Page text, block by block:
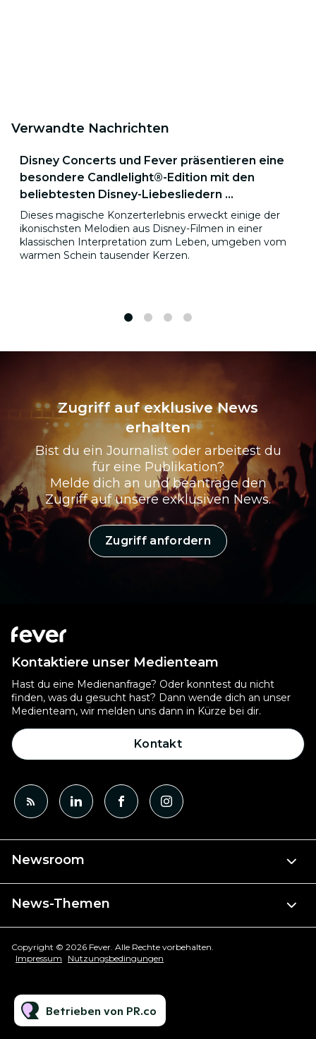
Verwandte Nachrichten
Disney Concerts und Fever präsentieren eine
besondere Candlelight®-Edition mit den
beliebtesten Disney-Liebesliedern ...
Dieses magische Konzerterlebnis erweckt einige der
ikonischsten Melodien aus Disney-Filmen in einer
klassischen Interpretation zum Leben, umgeben vom
warmen Schein tausender Kerzen.
Zugriff auf exklusive News
erhalten
Bist du ein Journalist oder arbeitest du
für eine Publikation?
Melde dich an und beantrage den
Zugriff auf unsere exklusiven News.
Zugriff anfordern
Kontaktiere unser Medienteam
Hast du eine Medienanfrage? Oder konntest du nicht
finden, was du gesucht hast? Dann wende dich an unser
Medienteam, wir melden uns dann in Kürze bei dir.
Kontakt
Newsroom
News-Themen
Copyright © 2026 Fever. Alle Rechte vorbehalten.
Impressum
Nutzungsbedingungen
Betrieben von PR.co